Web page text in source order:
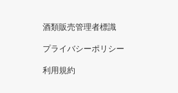
酒類販売管理者標識
プライバシーポリシー
利用規約